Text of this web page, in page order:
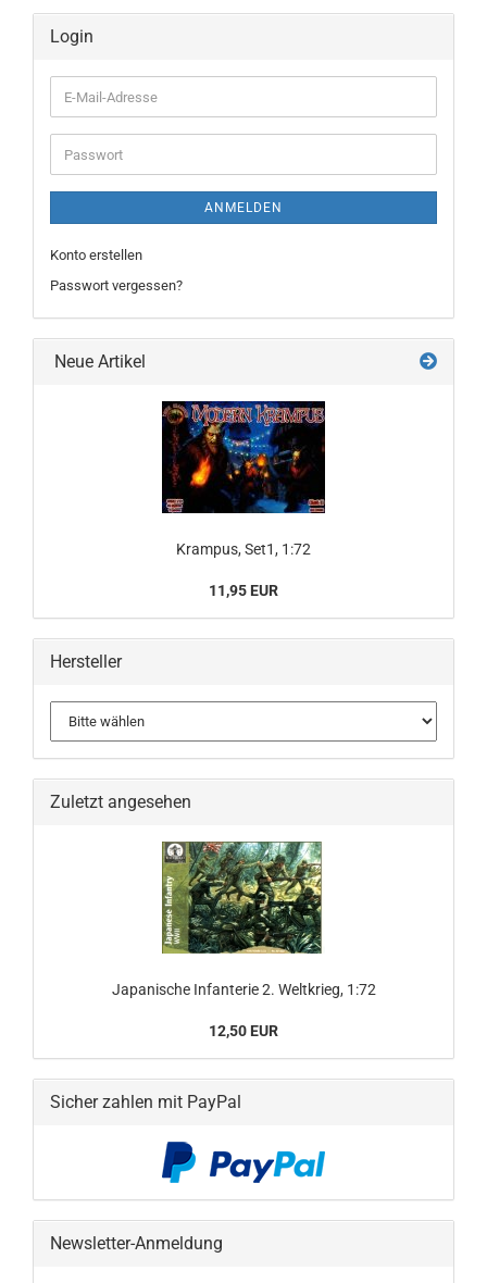
Login
E-
Mail-
Adresse
Passwort
ANMELDEN
Konto erstellen
Passwort vergessen?
Neue Artikel
Krampus, Set1, 1:72
11,95 EUR
Hersteller
Zuletzt angesehen
Japanische Infanterie 2. Weltkrieg, 1:72
12,50 EUR
Sicher zahlen mit PayPal
Newsletter-Anmeldung